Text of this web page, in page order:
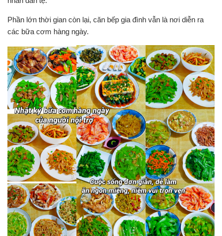
Phần lớn thời gian còn lại, căn bếp gia đình vẫn là nơi diễn ra
các bữa cơm hàng ngày.